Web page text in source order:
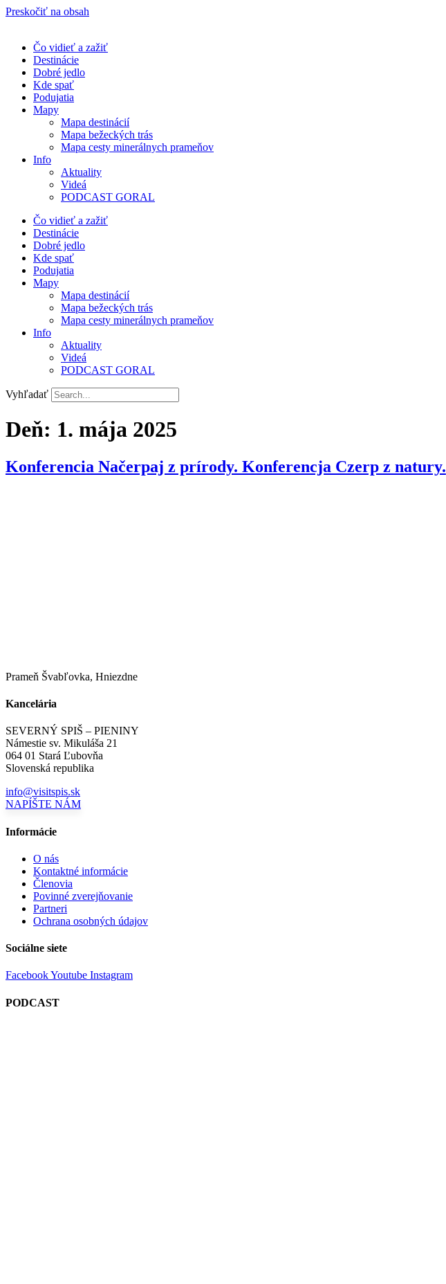
Preskočiť na obsah
Čo vidieť a zažiť
Destinácie
Dobré jedlo
Kde spať
Podujatia
Mapy
Mapa destinácií
Mapa bežeckých trás
Mapa cesty minerálnych prameňov
Info
Aktuality
Videá
PODCAST GORAL
Čo vidieť a zažiť
Destinácie
Dobré jedlo
Kde spať
Podujatia
Mapy
Mapa destinácií
Mapa bežeckých trás
Mapa cesty minerálnych prameňov
Info
Aktuality
Videá
PODCAST GORAL
Vyhľadať
Deň: 1. mája 2025
Konferencia Načerpaj z prírody. Konferencja Czerp z natury.
Prameň Švabľovka, Hniezdne
Kancelária
SEVERNÝ SPIŠ – PIENINY
Námestie sv. Mikuláša 21
064 01 Stará Ľubovňa
Slovenská republika
info@visitspis.sk
NAPÍŠTE NÁM
Informácie
O nás
Kontaktné informácie
Členovia
Povinné zverejňovanie
Partneri
Ochrana osobných údajov
Sociálne siete
FacebookYoutube Instagram
PODCAST